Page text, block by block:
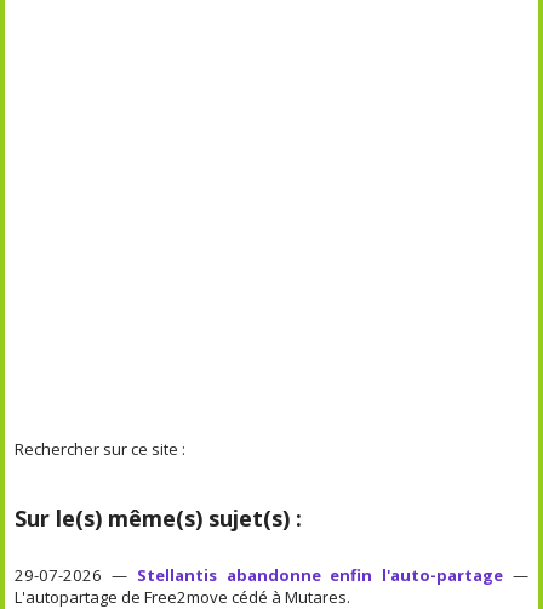
Rechercher sur ce site :
Sur le(s) même(s) sujet(s) :
29-07-2026 — Stellantis abandonne enfin l'auto-partage—
L'autopartage de Free2move cédé à Mutares.